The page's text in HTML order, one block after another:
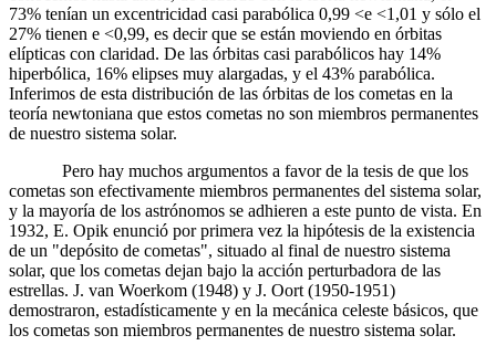
73% tenían un excentricidad casi parabólica 0,99 <e <1,01 y sólo el
27% tienen e <0,99, es decir que se están moviendo en órbitas
elípticas con claridad. De las órbitas casi parabólicos hay 14%
hiperbólica, 16% elipses muy alargadas, y el 43% parabólica.
Inferimos de esta distribución de las órbitas de los cometas en la
teoría newtoniana que estos cometas no son miembros permanentes
de nuestro sistema solar.
Pero hay muchos argumentos a favor de la tesis de que los
cometas son efectivamente miembros permanentes del sistema solar,
y la mayoría de los astrónomos se adhieren a este punto de vista. En
1932, E. Opik enunció por primera vez la hipótesis de la existencia
de un "depósito de cometas", situado al final de nuestro sistema
solar, que los cometas dejan bajo la acción perturbadora de las
estrellas. J. van Woerkom (1948) y J. Oort (1950-1951)
demostraron, estadísticamente y en la mecánica celeste básicos, que
los cometas son miembros permanentes de nuestro sistema solar.